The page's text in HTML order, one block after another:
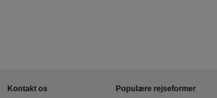
Kontakt os Populære rejseformer